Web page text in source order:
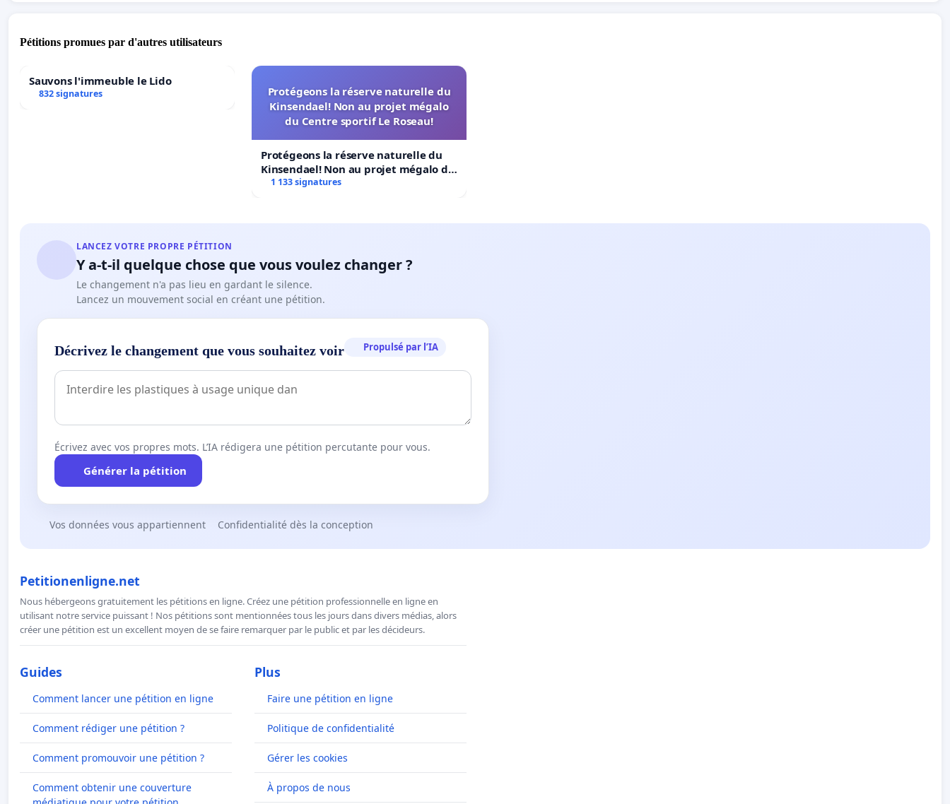
Pétitions promues par d'autres utilisateurs
Sauvons l'immeuble le Lido
832 signatures
Protégeons la réserve naturelle du
Kinsendael! Non au projet mégalo
du Centre sportif Le Roseau!
Protégeons la réserve naturelle du
Kinsendael! Non au projet mégalo du
Centre sportif Le Roseau!
1 133 signatures
LANCEZ VOTRE PROPRE PÉTITION
Y a-t-il quelque chose que vous voulez changer ?
Le changement n'a pas lieu en gardant le silence.
Lancez un mouvement social en créant une pétition.
Décrivez le changement que vous souhaitez voir Propulsé par l’IA
Écrivez avec vos propres mots. L’IA rédigera une pétition percutante pour vous.
Générer la pétition
Vos données vous appartiennent Confidentialité dès la conception
Petitionenligne.net
Nous hébergeons gratuitement les pétitions en ligne. Créez une pétition professionnelle en ligne en
utilisant notre service puissant ! Nos pétitions sont mentionnées tous les jours dans divers médias, alors
créer une pétition est un excellent moyen de se faire remarquer par le public et par les décideurs.
Guides
Comment lancer une pétition en ligne
Comment rédiger une pétition ?
Comment promouvoir une pétition ?
Comment obtenir une couverture
Plus
Faire une pétition en ligne
Politique de confidentialité
Gérer les cookies
À propos de nous